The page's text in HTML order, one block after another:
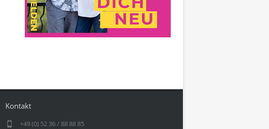
Kontakt
+49 (0) 52 36 / 88 88 85